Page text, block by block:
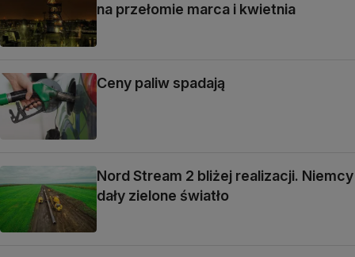
na przełomie marca i kwietnia
Ceny paliw spadają
Nord Stream 2 bliżej realizacji. Niemcy
dały zielone światło